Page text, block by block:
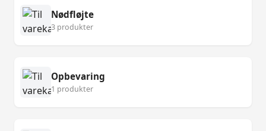
Nødfløjte
3 produkter
Opbevaring
1 produkter